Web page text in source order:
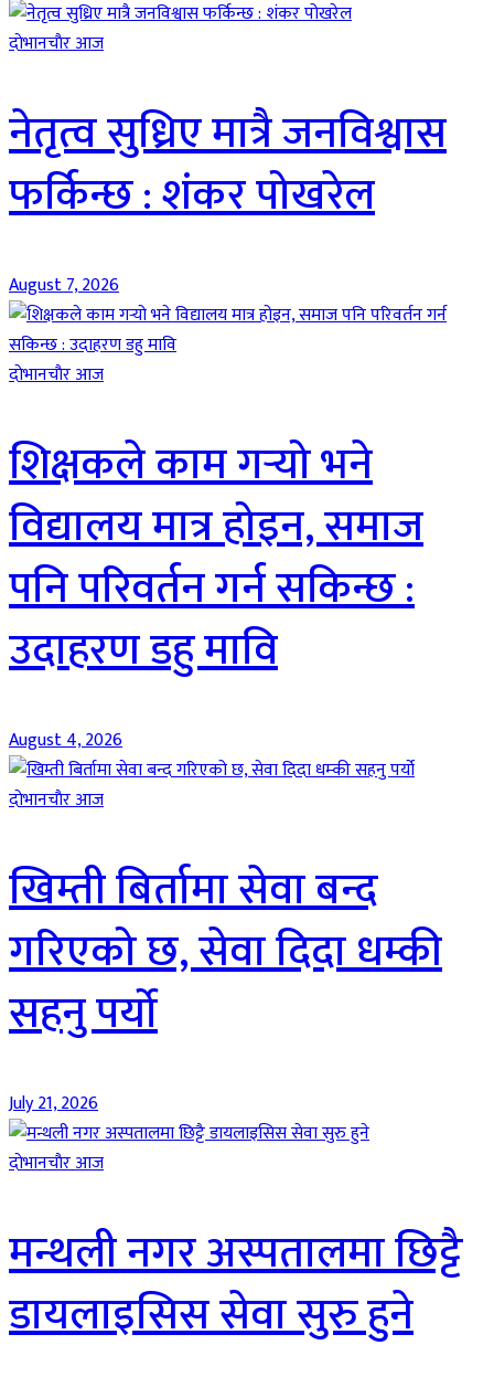
दाेभानचाैर आज
नेतृत्व सुध्रिए मात्रै जनविश्वास
फर्किन्छ : शंकर पोखरेल
August 7, 2026
दाेभानचाैर आज
शिक्षकले काम गर्‍यो भने
विद्यालय मात्र होइन, समाज
पनि परिवर्तन गर्न सकिन्छ :
उदाहरण डहु मावि
August 4, 2026
दाेभानचाैर आज
खिम्ती बिर्तामा सेवा बन्द
गरिएको छ, सेवा दिदा धम्की
सहनु पर्यो
July 21, 2026
दाेभानचाैर आज
मन्थली नगर अस्पतालमा छिट्टै
डायलाइसिस सेवा सुरु हुने